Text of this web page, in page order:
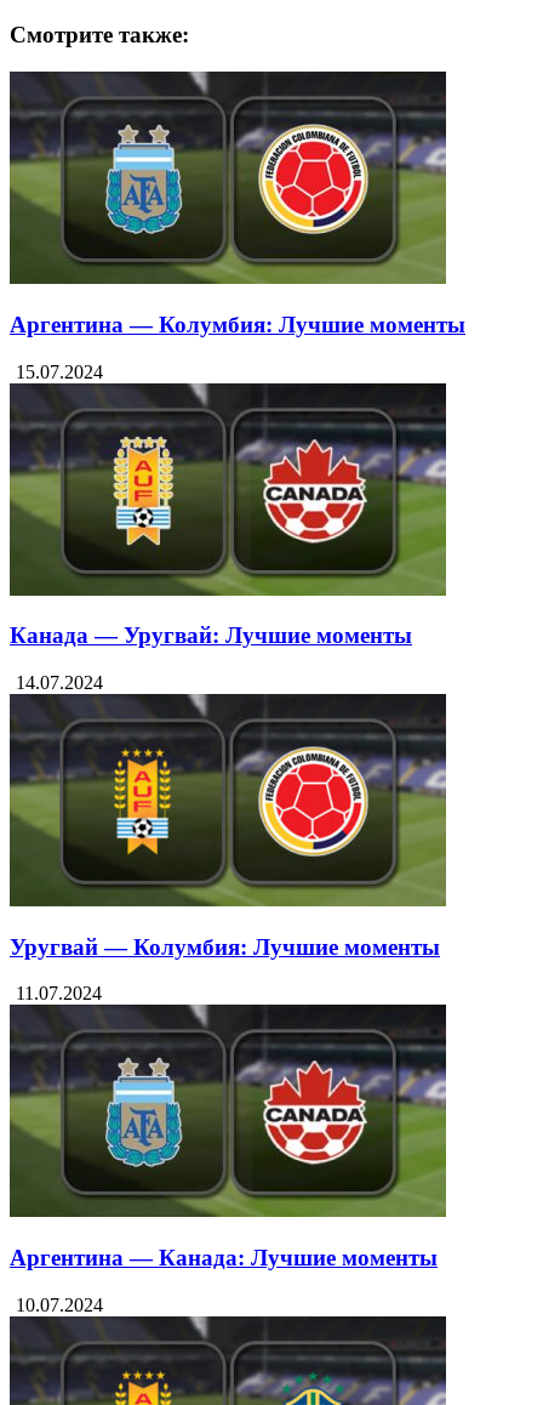
Смотрите также:
Аргентина — Колумбия: Лучшие моменты
15.07.2024
Канада — Уругвай: Лучшие моменты
14.07.2024
Уругвай — Колумбия: Лучшие моменты
11.07.2024
Аргентина — Канада: Лучшие моменты
10.07.2024